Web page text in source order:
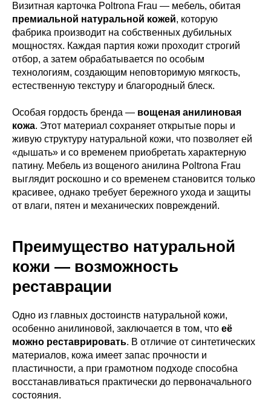
Визитная карточка Poltrona Frau — мебель, обитая
премиальной натуральной кожей, которую
фабрика производит на собственных дубильных
мощностях. Каждая партия кожи проходит строгий
отбор, а затем обрабатывается по особым
технологиям, создающим неповторимую мягкость,
естественную текстуру и благородный блеск.
Особая гордость бренда — вощеная анилиновая
кожа. Этот материал сохраняет открытые поры и
живую структуру натуральной кожи, что позволяет ей
«дышать» и со временем приобретать характерную
патину. Мебель из вощеного анилина Poltrona Frau
выглядит роскошно и со временем становится только
красивее, однако требует бережного ухода и защиты
от влаги, пятен и механических повреждений.
Преимущество натуральной
кожи — возможность
реставрации
Одно из главных достоинств натуральной кожи,
особенно анилиновой, заключается в том, что её
можно реставрировать. В отличие от синтетических
материалов, кожа имеет запас прочности и
пластичности, а при грамотном подходе способна
восстанавливаться практически до первоначального
состояния.